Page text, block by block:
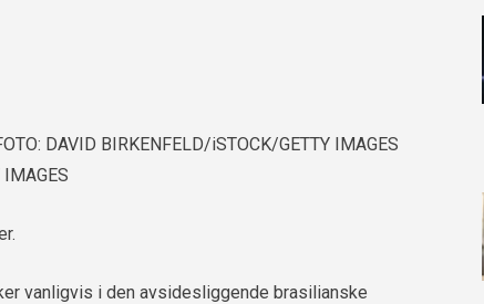
DAVID BIRKENFELD/iSTOCK/GETTY IMAGES
vanligvis i den avsidesliggende brasilianske